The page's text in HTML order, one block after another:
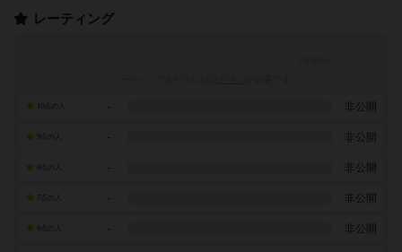
レーティング
- 非公開
- 非公開
- 非公開
7点の人 - 非公開
- 非公開